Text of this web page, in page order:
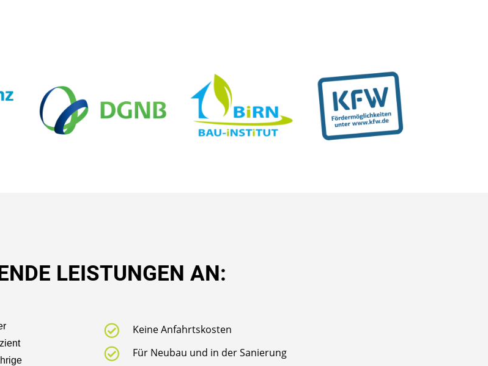
LEISTUNGEN AN:
 Keine Anfahrtskosten
 Für Neubau und in der Sanierung